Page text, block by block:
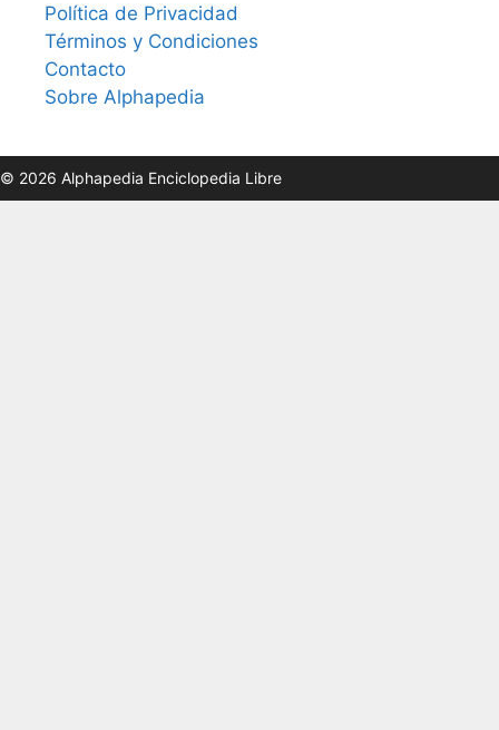
Política de Privacidad
Términos y Condiciones
Contacto
Sobre Alphapedia